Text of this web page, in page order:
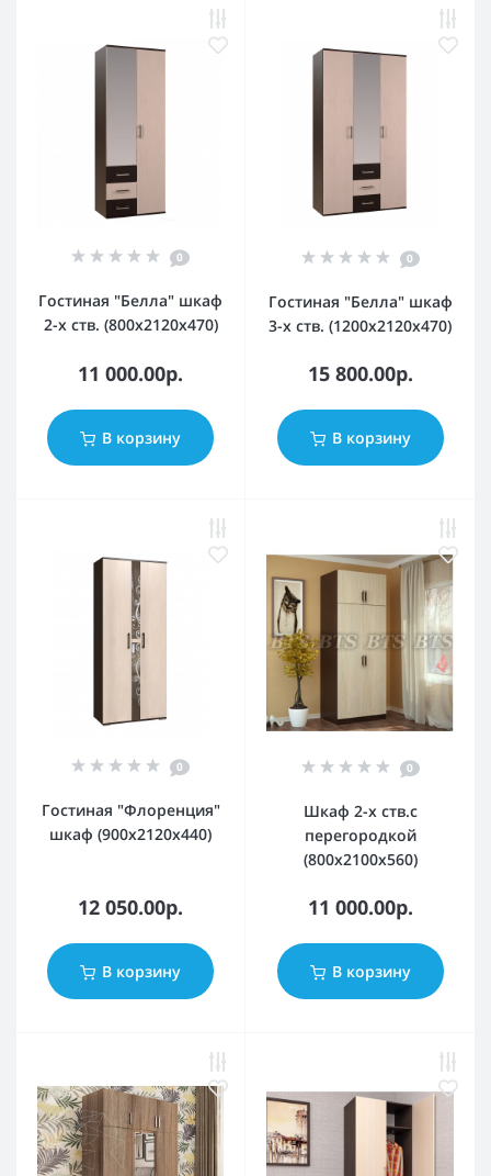
0
Гостиная "Белла" шкаф
2-х ств. (800х2120х470)
11 000.00р.
В корзину
0
Гостиная "Белла" шкаф
3-х ств. (1200х2120х470)
15 800.00р.
В корзину
0
Гостиная "Флоренция"
шкаф (900х2120х440)
12 050.00р.
В корзину
0
Шкаф 2-х ств.с
перегородкой
(800х2100х560)
11 000.00р.
В корзину